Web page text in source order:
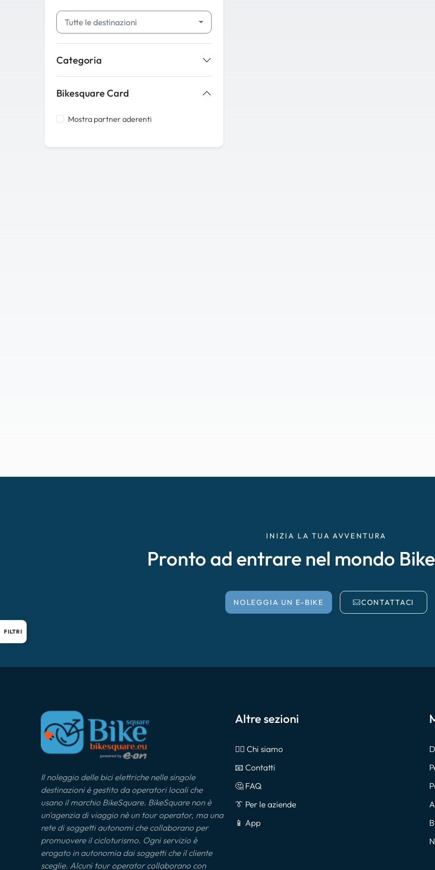
FILTRI
Tutte le destinazioni
Categoria
Bikesquare Card
Mostra partner aderenti
INIZIA LA TUA AVVENTURA
Pronto ad entrare nel mondo
NOLEGGIA UN E-BIKE CONTATTACI
Il noleggio delle bici elettriche nelle singole
destinazioni è gestito da operatori locali che
usano il marchio BikeSquare. BikeSquare non è
un'agenzia di viaggio nè un tour operator, ma una
rete di soggetti autonomi che collaborano per
promuovere il cicloturismo. Ogni servizio è
erogato in autonomia dai soggetti che il cliente
sceglie. Alcuni tour operator collaborano con
Altre sezioni
🙎‍♂️ Chi siamo
📧 Contatti
🤔 FAQ
👔 Per le aziende
📱 App